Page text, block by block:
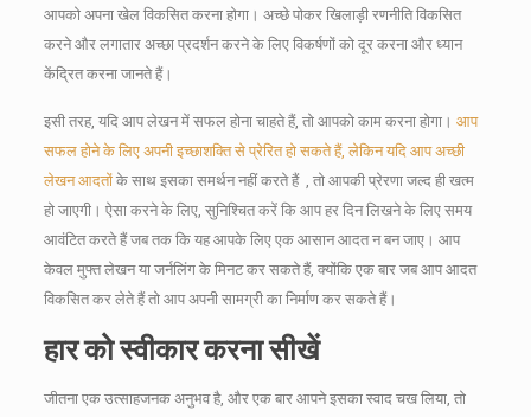
आपको अपना खेल विकसित करना होगा। अच्छे पोकर खिलाड़ी रणनीति विकसित
करने और लगातार अच्छा प्रदर्शन करने के लिए विकर्षणों को दूर करना और ध्यान
केंद्रित करना जानते हैं।
इसी तरह, यदि आप लेखन में सफल होना चाहते हैं, तो आपको काम करना होगा। आप
सफल होने के लिए अपनी इच्छाशक्ति से प्रेरित हो सकते हैं, लेकिन यदि आप अच्छी
लेखन आदतोंके साथ इसका समर्थन नहीं करते हैं
, तो आपकी प्रेरणा जल्द ही खत्म
हो जाएगी। ऐसा करने के लिए, सुनिश्चित करें कि आप हर दिन लिखने के लिए समय
आवंटित करते हैं जब तक कि यह आपके लिए एक आसान आदत न बन जाए। आप
केवल मुफ्त लेखन या जर्नलिंग के मिनट कर सकते हैं, क्योंकि एक बार जब आप आदत
विकसित कर लेते हैं तो आप अपनी सामग्री का निर्माण कर सकते हैं।
हार को स्वीकार करना सीखें
जीतना एक उत्साहजनक अनुभव है, और एक बार आपने इसका स्वाद चख लिया, तो